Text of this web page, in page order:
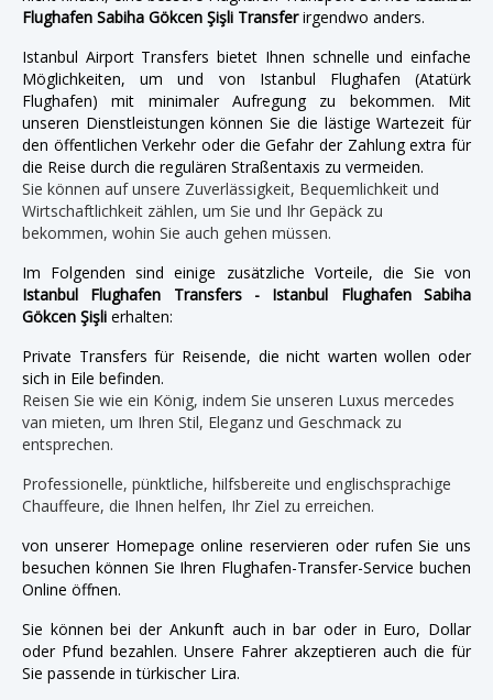
Flughafen Sabiha Gökcen Şişli Transferirgendwo anders.
Istanbul Airport Transfers bietet Ihnen schnelle und einfache
Möglichkeiten, um und von Istanbul Flughafen (Atatürk
Flughafen) mit minimaler Aufregung zu bekommen. Mit
unseren Dienstleistungen können Sie die lästige Wartezeit für
den öffentlichen Verkehr oder die Gefahr der Zahlung extra für
die Reise durch die regulären Straßentaxis zu vermeiden.
Sie können auf unsere Zuverlässigkeit, Bequemlichkeit und
Wirtschaftlichkeit zählen, um Sie und Ihr Gepäck zu
bekommen, wohin Sie auch gehen müssen.
Im Folgenden sind einige zusätzliche Vorteile, die Sie von
Istanbul Flughafen Transfers - Istanbul Flughafen Sabiha
Gökcen Şişli erhalten:
Private Transfers für Reisende, die nicht warten wollen oder
sich in Eile befinden.
Reisen Sie wie ein König, indem Sie unseren Luxus mercedes
van mieten, um Ihren Stil, Eleganz und Geschmack zu
entsprechen.
Professionelle, pünktliche, hilfsbereite und englischsprachige
Chauffeure, die Ihnen helfen, Ihr Ziel zu erreichen.
von unserer Homepage online reservieren oder rufen Sie uns
besuchen können Sie Ihren Flughafen-Transfer-Service buchen
Online öffnen.
Sie können bei der Ankunft auch in bar oder in Euro, Dollar
oder Pfund bezahlen. Unsere Fahrer akzeptieren auch die für
Sie passende in türkischer Lira.